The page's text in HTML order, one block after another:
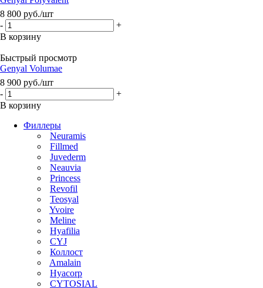
8 800 руб./шт
-
+
В корзину
Быстрый просмотр
Genyal Volumae
8 900 руб./шт
-
+
В корзину
Филлеры
Neuramis
Fillmed
Juvederm
Neauvia
Princess
Revofil
Teosyal
Yvoire
Meline
Hyafilia
CYJ
Коллост
Amalain
Hyacorp
CYTOSIAL